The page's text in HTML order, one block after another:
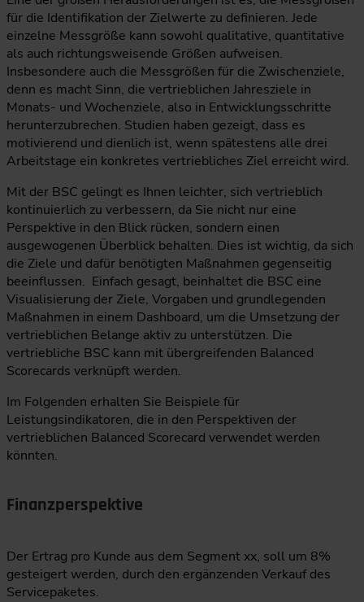
für die Identifikation der Zielwerte zu definieren. Jede
einzelne Messgröße kann sowohl qualitative, quantitative
als auch richtungsweisende Größen aufweisen.
Insbesondere auch die Messgrößen für die Zwischenziele,
denn es macht Sinn, die vertrieblichen Jahresziele in
Monats- und Wochenziele, also in Entwicklungsschritte
herunterzubrechen. Studien haben gezeigt, dass es
motivierend und dienlich ist, wenn spätestens alle drei
Arbeitstage ein konkretes vertriebliches Ziel erreicht wird.
Mit der BSC gelingt es Ihnen leichter, sich vertrieblich
kontinuierlich zu verbessern, da Sie nicht nur eine
Perspektive in den Blick rücken, sondern einen
ausgewogenen Überblick behalten. Dies ist wichtig, da sich
die Ziele und dafür benötigten Maßnahmen gegenseitig
beeinflussen. Einfach gesagt, beinhaltet die BSC eine
Visualisierung der Ziele, Vorgaben und grundlegenden
Maßnahmen in einem Dashboard, um die Umsetzung der
vertrieblichen Belange aktiv zu unterstützen. Die
vertriebliche BSC kann mit übergreifenden Balanced
Scorecards verknüpft werden.
Im Folgenden erhalten Sie Beispiele für
Leistungsindikatoren, die in den Perspektiven der
vertrieblichen Balanced Scorecard verwendet werden
könnten.
Finanzperspektive
Der Ertrag pro Kunde aus dem Segment xx, soll um 8%
gesteigert werden, durch den ergänzenden Verkauf des
Servicepaketes.